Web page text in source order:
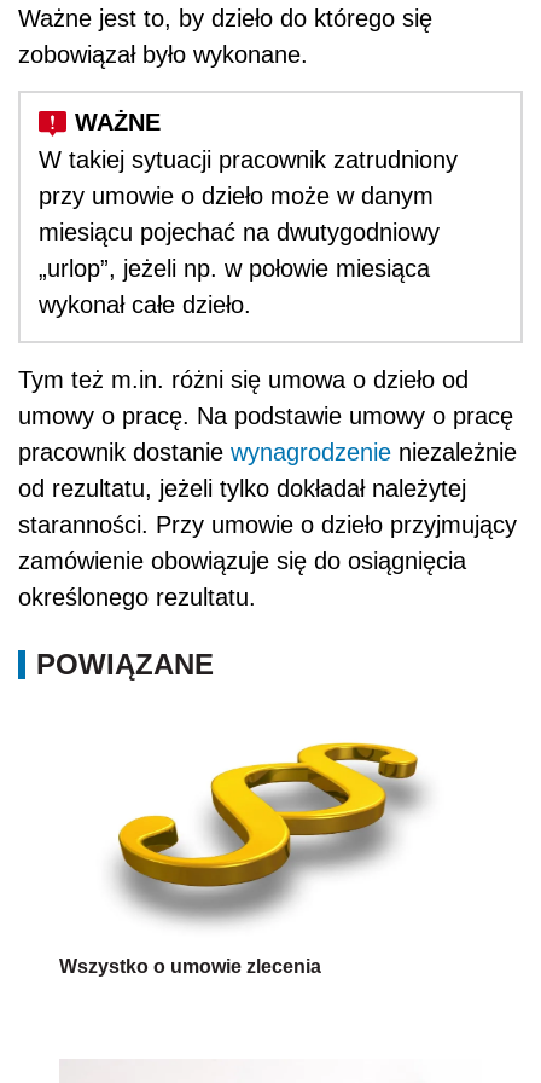
Ważne jest to, by dzieło do którego się
zobowiązał było wykonane.
W takiej sytuacji pracownik zatrudniony
przy umowie o dzieło może w danym
miesiącu pojechać na dwutygodniowy
„urlop”, jeżeli np. w połowie miesiąca
wykonał całe dzieło.
Tym też m.in. różni się umowa o dzieło od
umowy o pracę. Na podstawie umowy o pracę
pracownik dostanie wynagrodzenie niezależnie
od rezultatu, jeżeli tylko dokładał należytej
staranności. Przy umowie o dzieło przyjmujący
zamówienie obowiązuje się do osiągnięcia
określonego rezultatu.
POWIĄZANE
Wszystko o umowie zlecenia